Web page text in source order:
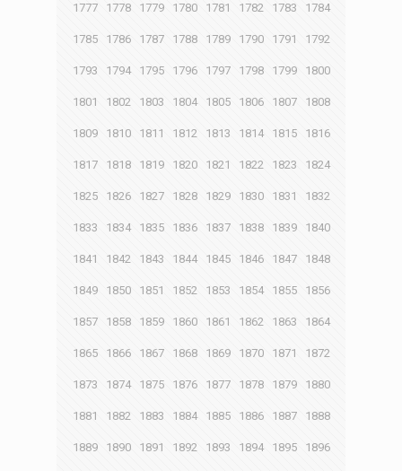
1777 1778 1779 1780 1781 1782 1783 1784
1785 1786 1787 1788 1789 1790 1791 1792
1793 1794 1795 1796 1797 1798 1799 1800
1801 1802 1803 1804 1805 1806 1807 1808
1809 1810 1811 1812 1813 1814 1815 1816
1817 1818 1819 1820 1821 1822 1823 1824
1825 1826 1827 1828 1829 1830 1831 1832
1833 1834 1835 1836 1837 1838 1839 1840
1841 1842 1843 1844 1845 1846 1847 1848
1849 1850 1851 1852 1853 1854 1855 1856
1857 1858 1859 1860 1861 1862 1863 1864
1865 1866 1867 1868 1869 1870 1871 1872
1873 1874 1875 1876 1877 1878 1879 1880
1881 1882 1883 1884 1885 1886 1887 1888
1889 1890 1891 1892 1893 1894 1895 1896